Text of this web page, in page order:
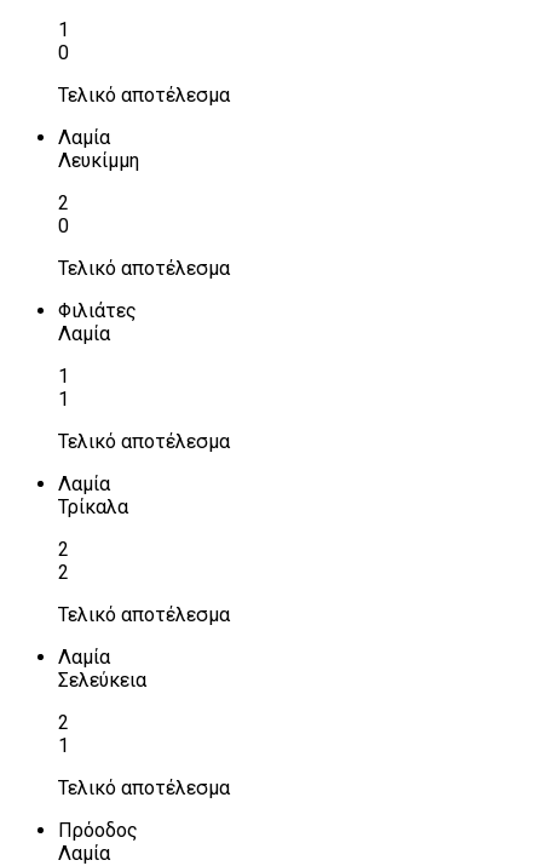
1
0
Τελικό αποτέλεσμα
Λαμία
Λευκίμμη
2
0
Τελικό αποτέλεσμα
Φιλιάτες
Λαμία
1
1
Τελικό αποτέλεσμα
Λαμία
Τρίκαλα
2
2
Τελικό αποτέλεσμα
Λαμία
Σελεύκεια
2
1
Τελικό αποτέλεσμα
Πρόοδος
Λαμία